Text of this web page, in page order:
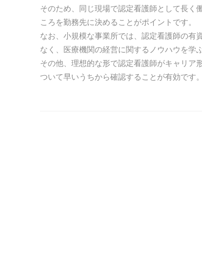
そのため、同じ現場で認定看護師として長く
ころを勤務先に決めることがポイントです。
なお、小規模な事業所では、認定看護師の有
なく、医療機関の経営に関するノウハウを学
その他、理想的な形で認定看護師がキャリア
ついて早いうちから確認することが有効です。